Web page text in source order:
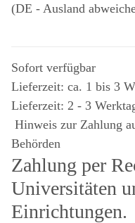
(DE - Ausland
Sofort verfügbar
Lieferzeit: ca. 1 bis 3
Lieferzeit: 2 - 3
Hinweis zur Zahlung
Behörden
Zahlung per
Universitäten
Einrichtungen.